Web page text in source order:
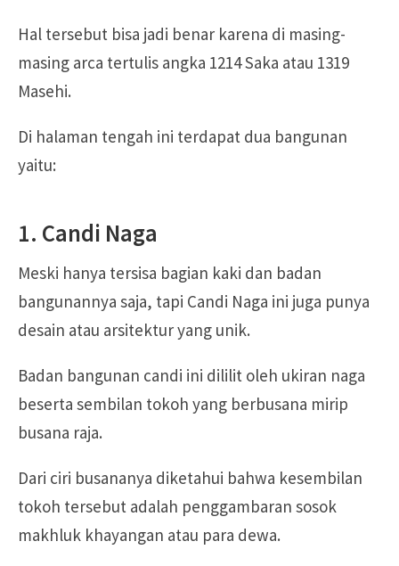
Hal tersebut bisa jadi benar karena di masing-
masing arca tertulis angka 1214 Saka atau 1319
Masehi.
Di halaman tengah ini terdapat dua bangunan
yaitu:
1. Candi Naga
Meski hanya tersisa bagian kaki dan badan
bangunannya saja, tapi Candi Naga ini juga punya
desain atau arsitektur yang unik.
Badan bangunan candi ini dililit oleh ukiran naga
beserta sembilan tokoh yang berbusana mirip
busana raja.
Dari ciri busananya diketahui bahwa kesembilan
tokoh tersebut adalah penggambaran sosok
makhluk khayangan atau para dewa.